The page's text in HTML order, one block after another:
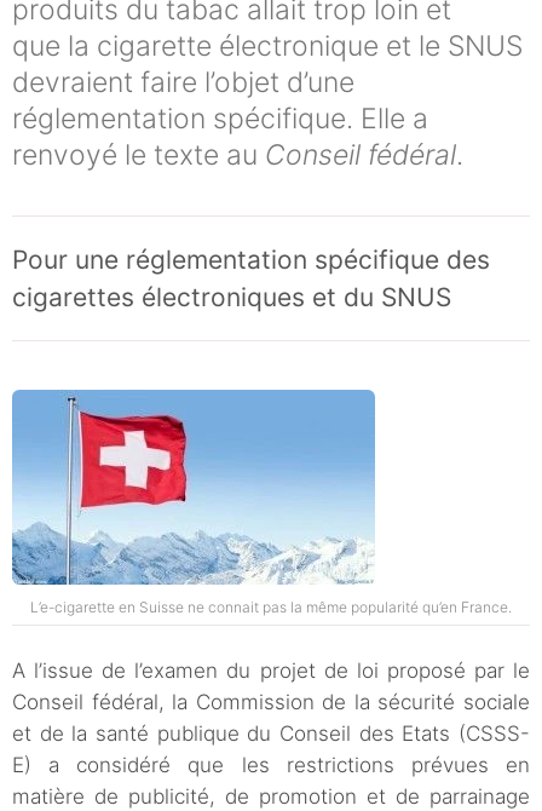
produits du tabac allait trop loin et
que la cigarette électronique et le SNUS
devraient faire l’objet d’une
réglementation spécifique. Elle a
renvoyé le texte au Conseil fédéral.
Pour une réglementation spécifique des
cigarettes électroniques et du SNUS
L’e-cigarette en Suisse ne connait pas la même popularité qu’en France.
A l’issue de l’examen du projet de loi proposé par le
Conseil fédéral, la Commission de la sécurité sociale
et de la santé publique du Conseil des Etats (CSSS-
E) a considéré que les restrictions prévues en
matière de publicité, de promotion et de parrainage